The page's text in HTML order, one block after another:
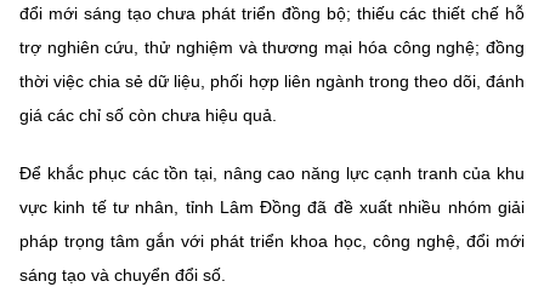
đổi mới sáng tạo chưa phát triển đồng bộ; thiếu các thiết chế hỗ
trợ nghiên cứu, thử nghiệm và thương mại hóa công nghệ; đồng
thời việc chia sẻ dữ liệu, phối hợp liên ngành trong theo dõi, đánh
giá các chỉ số còn chưa hiệu quả.
Để khắc phục các tồn tại, nâng cao năng lực cạnh tranh của khu
vực kinh tế tư nhân,
tỉnh Lâm Đồng đã đề xuất nhiều nhóm giải
pháp trọng tâm gắn với phát triển khoa học, công nghệ, đổi mới
sáng tạo và chuyển đổi số.